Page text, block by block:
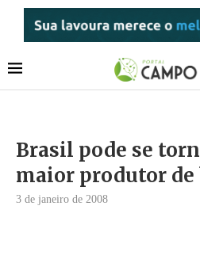
Brasil pode se
maior produtor
3 de janeiro de 2008